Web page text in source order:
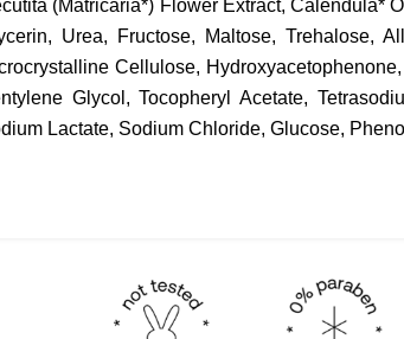
(Matricaria*) Flower Extract, Calendula*
Urea, Fructose, Maltose, Trehalose,
Cellulose,
Glycol, Tocopheryl Acetate,
Lactate, Sodium Chloride, Glucose,